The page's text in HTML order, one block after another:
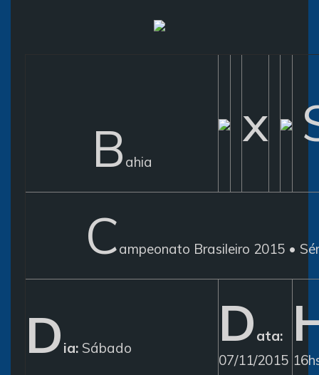
B ahia
x
Campeonato Brasileiro 2015 •
D ia: Sábado D ata:
07/11/2015